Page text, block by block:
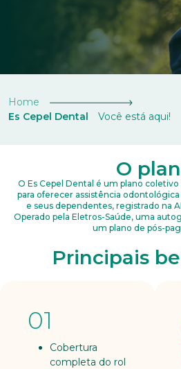
Home
Es Cepel Dental
Você está aqui!
O
O Es Cepel Dental é um plano
para oferecer assistência
e seus dependentes, registrado na
Operado pela Eletros-Saúde, uma
um plano de pós-
Principais
01
Cobertura
completa do rol